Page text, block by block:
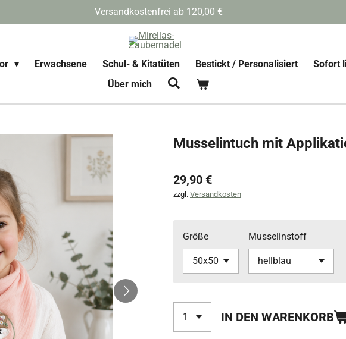
Versandkostenfrei ab 120,00 €
Erwachsene Schul- & Kitatüten Bestickt / Personalisiert Sofort
Über mich
Musselintuch mit
29,90 €
zzgl. Versandkosten
Größe Musselinstoff
IN DEN WARENKORB